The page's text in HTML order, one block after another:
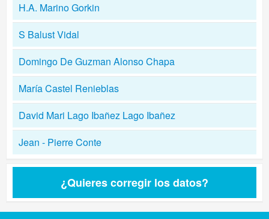
H.A. Marino Gorkin
S Balust Vidal
Domingo De Guzman Alonso Chapa
María Castel Renieblas
David Mari Lago Ibañez Lago Ibañez
Jean - Pierre Conte
¿Quieres corregir los datos?